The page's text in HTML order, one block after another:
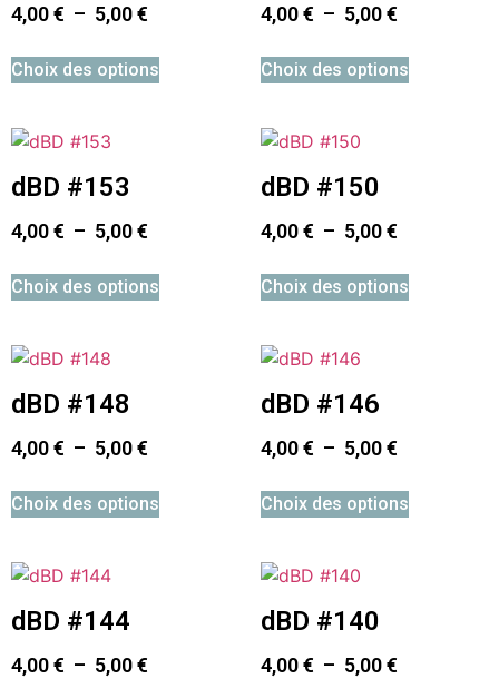
4,00€ – 5,00€
Choix des options
4,00€ – 5,00€
Choix des options
dBD #153
4,00€ – 5,00€
Choix des options
dBD #150
4,00€ – 5,00€
Choix des options
dBD #148
4,00€ – 5,00€
Choix des options
dBD #146
4,00€ – 5,00€
Choix des options
dBD #144
4,00€ – 5,00€
dBD #140
4,00€ – 5,00€